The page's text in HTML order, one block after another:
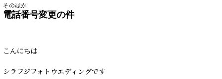
そのほか
電話番号変更の件
こんにちは
シラフジフォトウエディングです